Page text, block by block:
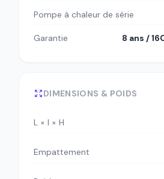
Pompe à chaleur de série
Garantie 8 ans /
DIMENSIONS & POIDS
L × l × H
Empattement